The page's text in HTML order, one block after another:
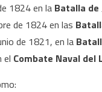
1824 en la Batalla de
de 1824 en las
de 1821, en la
el Combate Naval del